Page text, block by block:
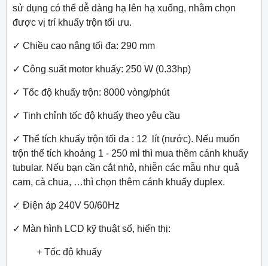
sử dụng có thể dễ dàng hạ lên hạ xuống, nhằm chọn
được vị trí khuấy trộn tối ưu.
✓ Chiều cao nâng tối đa: 290 mm
✓ Công suất motor khuấy: 250 W (0.33hp)
✓ Tốc độ khuấy trộn: 8000 vòng/phút
✓ Tinh chỉnh tốc độ khuấy theo yêu cầu
✓ Thể tích khuấy trộn tối đa : 12 lít (nước). Nếu muốn
trộn thể tích khoảng 1 - 250 ml thì mua thêm cánh khuấy
tubular. Nếu bạn cần cắt nhỏ, nhiễn các mẫu như quả
cam, cà chua, …thì chọn thêm cánh khuấy duplex.
✓ Điện áp 240V 50/60Hz
✓ Màn hình LCD kỹ thuật số, hiển thị:
+ Tốc độ khuấy